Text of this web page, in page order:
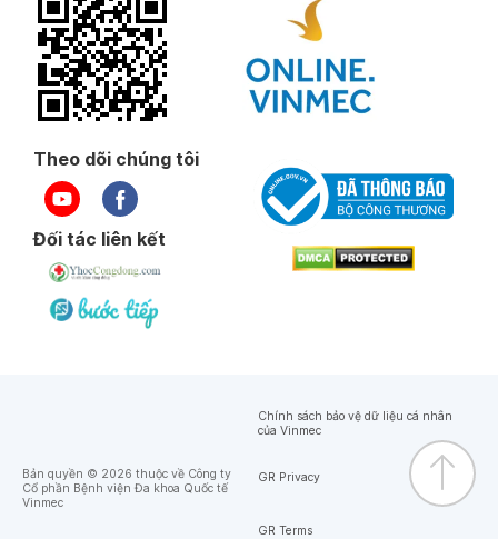
Theo dõi chúng tôi
Đối tác liên kết
Bản quyền © 2026 thuộc về Công ty
Cổ phần Bệnh viện Đa khoa Quốc tế
Vinmec
Chính sách bảo vệ dữ liệu cá nhân
của Vinmec
GR Privacy
GR Terms